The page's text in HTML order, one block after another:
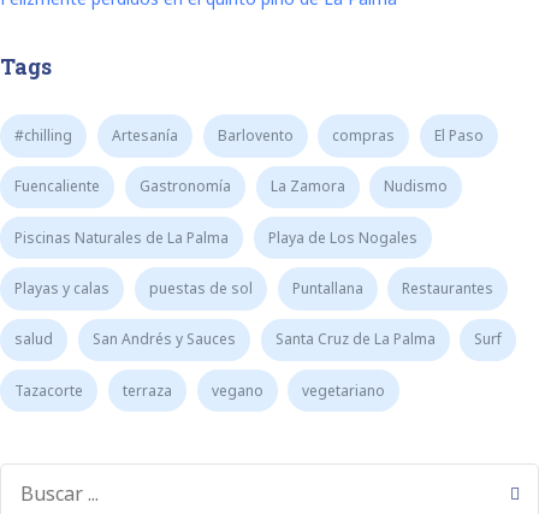
Tags
#chilling Artesanía Barlovento compras El Paso
Fuencaliente Gastronomía La Zamora Nudismo
Piscinas Naturales de La Palma Playa de Los Nogales
Playas y calas puestas de sol Puntallana Restaurantes
salud San Andrés y Sauces Santa Cruz de La Palma Surf
Tazacorte terraza vegano vegetariano